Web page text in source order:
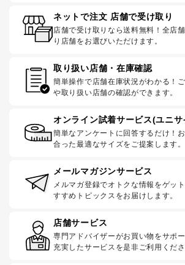
ネットで注文 店舗で受け取り
店舗で受け取りなら送料無料！全店
り店舗をお選びいただけます。
取り扱い店舗・在庫確認
簡単操作で店舗在庫状況がわかる！
や取り扱い店舗の確認ができます。
オンライン試着サービス(ユニサ
簡単なアンケートに回答するだけ！
合った最適なサイズをご提案します。
メールマガジンサービス
メルマガ登録でオトクな情報をゲッ
すすめトピックスをお届けします。
店舗サービス
専門アドバイザーがお買い物をサポー
充実したサービスを是非ご利用くださ